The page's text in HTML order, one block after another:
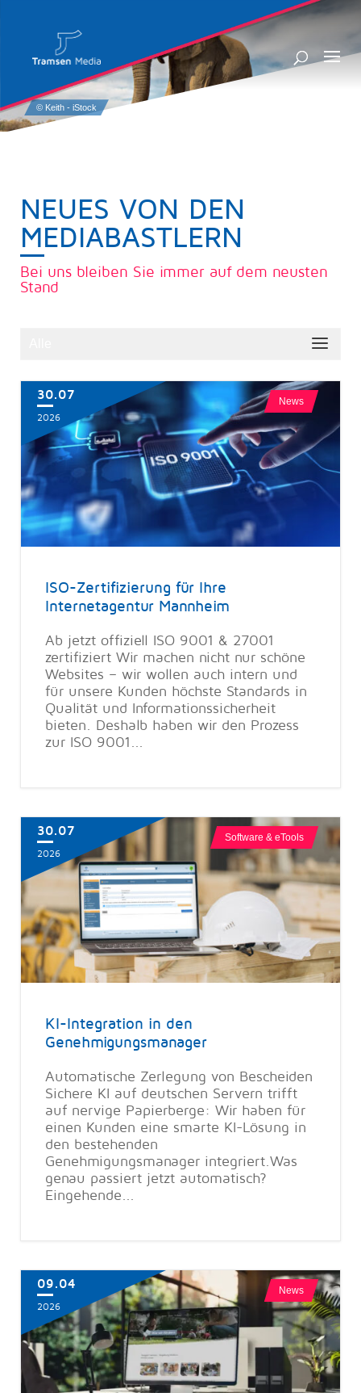
NEUES VON DEN
MEDIABASTLERN
Bei uns bleiben Sie immer auf dem neusten
Stand
News
ISO-Zertifizierung für Ihre
Internetagentur Mannheim
Ab jetzt offiziell ISO 9001 & 27001
zertifiziert Wir machen nicht nur schöne
Websites – wir wollen auch intern und
für unsere Kunden höchste Standards in
Qualität und Informationssicherheit
bieten. Deshalb haben wir den Prozess
zur ISO 9001...
30.07
2026
Software & eTools
KI-Integration in den
Genehmigungsmanager
Automatische Zerlegung von Bescheiden
Sichere KI auf deutschen Servern trifft
auf nervige Papierberge: Wir haben für
einen Kunden eine smarte KI-Lösung in
den bestehenden
Genehmigungsmanager integriert.Was
genau passiert jetzt automatisch?
Eingehende...
30.07
2026
News
09.04
2026